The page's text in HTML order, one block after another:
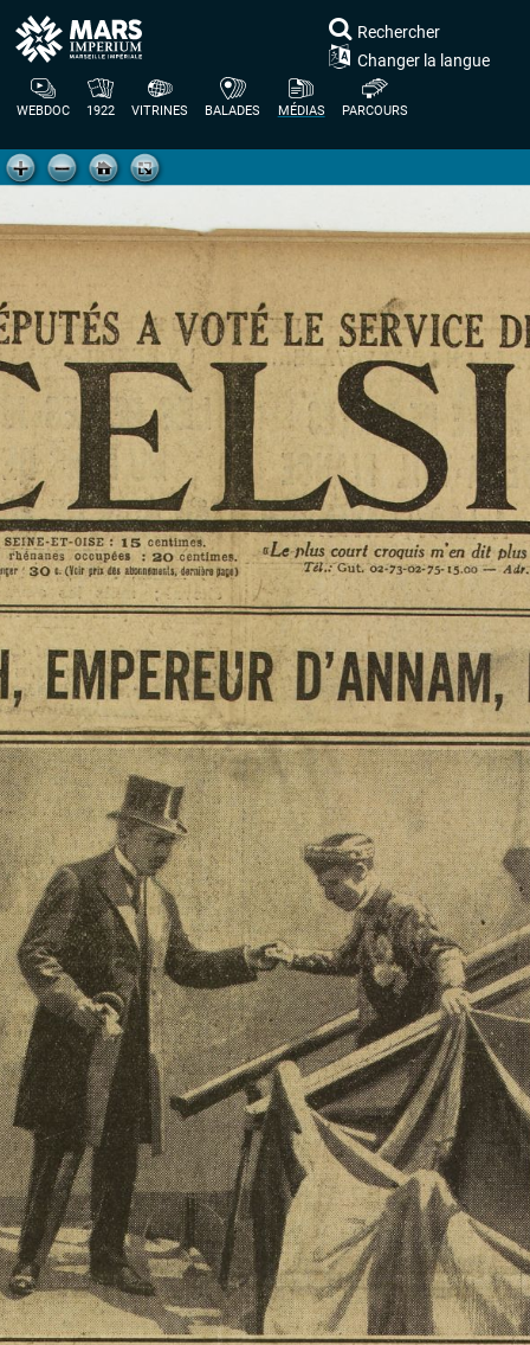
WEBDOC 1922 VITRINES BALADES MÉDIAS PARCOURS
Rechercher
Changer la langue